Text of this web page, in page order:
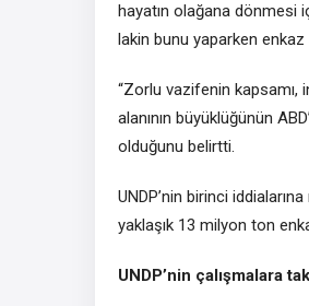
hayatın olağana dönmesi
lakin bunu yaparken
“Zorlu vazifenin kapsamı,
alanının büyüklüğünün
olduğunu belirtti.​​​​​​​
UNDP’nin birinci
yaklaşık 13 milyon ton
UNDP’nin çalışmalara